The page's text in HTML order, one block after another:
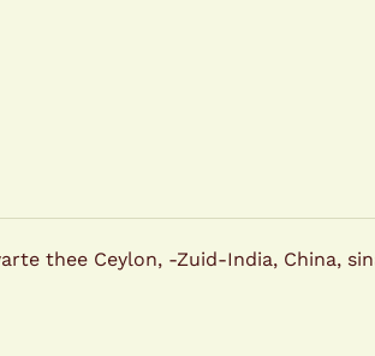
thee Ceylon, -Zuid-India, China,